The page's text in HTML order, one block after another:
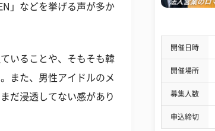
」などを挙げる声が多か
いることや、そもそも韓
また、男性アイドルのメ
だ浸透してない感があり
開催日時
開催場所
募集人数
申込締切